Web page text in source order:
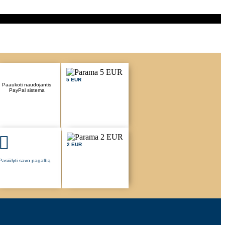
Paaukoti naudojantis
PayPal sistema
5 EUR
savo pagalbą
2 EUR